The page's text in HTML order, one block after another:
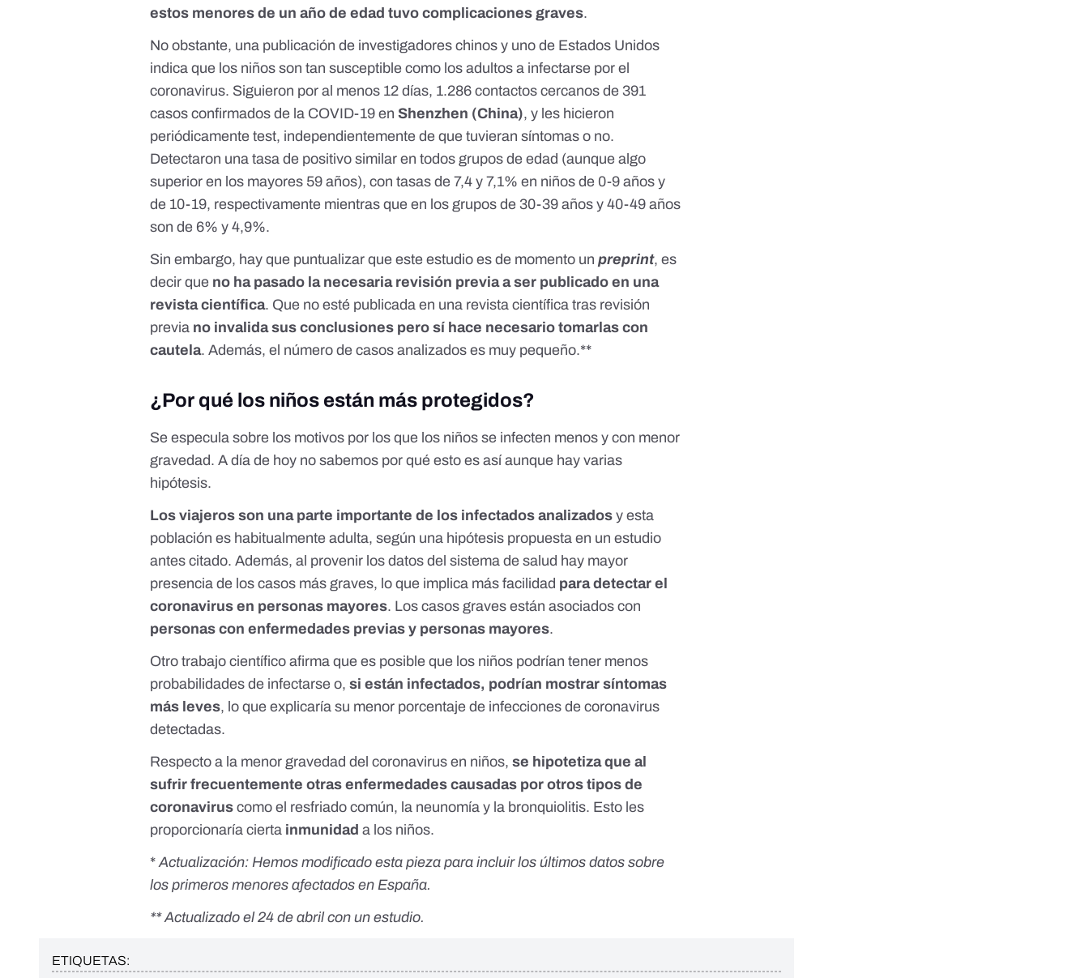
estos menores de un año de edad tuvo complicaciones graves.
No obstante, una publicación de investigadores chinos y uno de Estados Unidos
indica que los niños son tan susceptible como los adultos a infectarse por el
coronavirus. Siguieron por al menos 12 días, 1.286 contactos cercanos de 391
casos confirmados de la COVID-19 en Shenzhen (China), y les hicieron
periódicamente test, independientemente de que tuvieran síntomas o no.
Detectaron una tasa de positivo similar en todos grupos de edad (aunque algo
superior en los mayores 59 años), con tasas de 7,4 y 7,1% en niños de 0-9 años y
de 10-19, respectivamente mientras que en los grupos de 30-39 años y 40-49 años
son de 6% y 4,9%.
Sin embargo, hay que puntualizar que este estudio es de momento unpreprint, es
decir que no ha pasado la necesaria revisión previa a ser publicado en una
revista científica. Que no esté publicada en una revista científica tras revisión
previa no invalida sus conclusiones pero sí hace necesario tomarlas con
cautela. Además, el número de casos analizados es muy pequeño.**
¿Por qué los niños están más protegidos?
Se especula sobre los motivos por los que los niños se infecten menos y con menor
gravedad. A día de hoy no sabemos por qué esto es así aunque hay varias
hipótesis.
Los viajeros son una parte importante de los infectados analizados y esta
población es habitualmente adulta, según una hipótesis propuesta en un estudio
antes citado. Además, al provenir los datos del sistema de salud hay mayor
presencia de los casos más graves, lo que implica más facilidad para detectar el
coronavirus en personas mayores. Los casos graves están asociados con
personas con enfermedades previas y personas mayores.
Otrotrabajo científico afirma que es posible que los niños podrían tener menos
probabilidades de infectarse o, si están infectados, podrían mostrar síntomas
más leves, lo que explicaría su menor porcentaje de infecciones de coronavirus
detectadas.
Respecto a la menor gravedad del coronavirus en niños,se hipotetiza que al
sufrir frecuentemente otras enfermedades causadas por otros tipos de
coronavirus como el resfriado común, la neunomía y la bronquiolitis. Esto les
proporcionaría cierta inmunidad a los niños.
*Actualización: Hemos modificado esta pieza para incluir los últimos datos sobre
los primeros menores afectados en España.
** Actualizado el 24 de abril con un estudio.
ETIQUETAS: